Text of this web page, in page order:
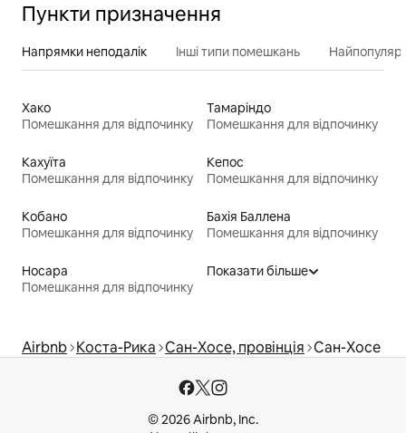
Пункти призначення
Напрямки неподалік Інші типи помешкань
Хако
Помешкання для відпочинку
Тамаріндо
Помешкання для відпочинку
Кахуїта
Помешкання для відпочинку
Кепос
Помешкання для відпочинку
Кобано
Помешкання для відпочинку
Бахія Баллена
Помешкання для відпочинку
Носара
Помешкання для відпочинку
Показати більше
Airbnb Коста-Рика Сан-Хосе, провінція Сан-Хосе
© 2026 Airbnb, Inc.